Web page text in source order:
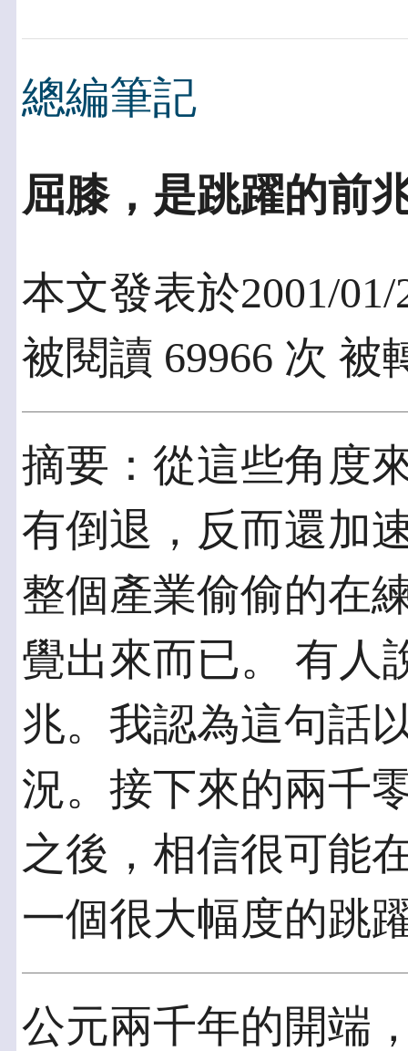
總編筆記
屈膝，是跳躍的前
本文發表於2001/01/
被閱讀 69966 次 被
摘要：從這些角度
有倒退，反而還加
整個產業偷偷的在
覺出來而已。 有人
兆。我認為這句話
況。接下來的兩千
之後，相信很可能
一個很大幅度的跳
公元兩千年的開端